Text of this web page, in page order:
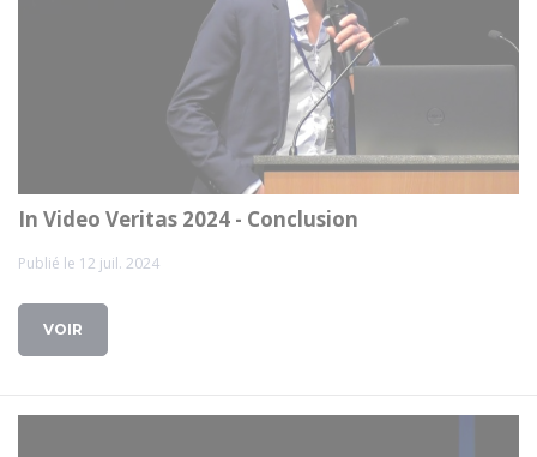
In Video Veritas 2024 - Conclusion
Publié le 12 juil. 2024
VOIR